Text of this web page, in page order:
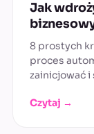
Jak
8 prostych
proces
zainicjować i
Czytaj →